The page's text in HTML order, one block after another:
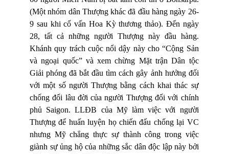
(Một nhóm dân Thượng khác đã đầu hàng ngày 26-
9 sau khi cố vấn Hoa Kỳ thương thảo). Đến ngày
28, tất cả những người Thượng này đầu hàng.
Khánh quy trách cuộc nổi dậy này cho “Cộng Sản
và ngoại quốc” và xem chừng Mặt trận Dân tộc
Giải phóng đã bắt đầu tìm cách gây ảnh hưởng đối
với một số người Thượng bằng cách khai thác sự
chống đối lâu đời của người Thượng đối với chính
phủ Saigon. LLĐB của Mỹ làm việc với người
Thượng để huấn luyện họ chiến đấu chống lại VC
nhưng Mỹ chẳng thực sự thành công trong việc
giành sự ủng hộ của những sắc dân độc lập này bởi